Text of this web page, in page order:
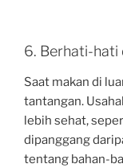
6. Berhati-hati
Saat makan di
tantangan.
lebih sehat,
dipanggang
tentang bahan-